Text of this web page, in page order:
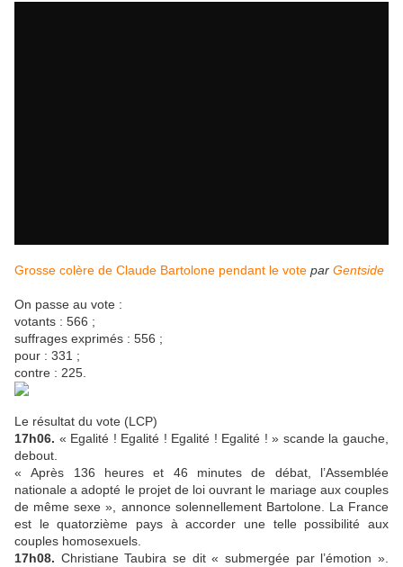
Grosse colère de Claude Bartolone pendant le vote par Gentside
On passe au vote :
votants : 566 ;
suffrages exprimés : 556 ;
pour : 331 ;
contre : 225.
Le résultat du vote (LCP)
17h06. « Egalité ! Egalité ! Egalité ! Egalité ! » scande la gauche,
debout.
« Après 136 heures et 46 minutes de débat, l’Assemblée
nationale a adopté le projet de loi ouvrant le mariage aux couples
de même sexe », annonce solennellement Bartolone. La France
est le quatorzième pays à accorder une telle possibilité aux
couples homosexuels.
17h08. Christiane Taubira se dit « submergée par l’émotion ».